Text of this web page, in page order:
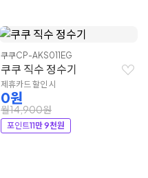
쿠쿠CP-AKS011EG
쿠쿠 직수 정수기
제휴카드 할인 시
0원
월14,900원
포인트11만 9천원